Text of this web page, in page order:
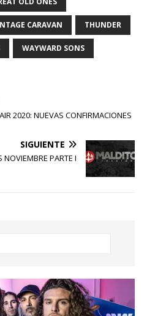
CARAVAN THUNDER
WAYWARD SONS
2020: NUEVAS CONFIRMACIONES
SIGUIENTE
PARTE I